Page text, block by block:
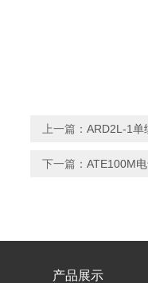
上一篇： ARD2L-1单
下一篇： ATE100M
产品展示